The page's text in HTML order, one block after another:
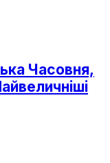
Часовня,